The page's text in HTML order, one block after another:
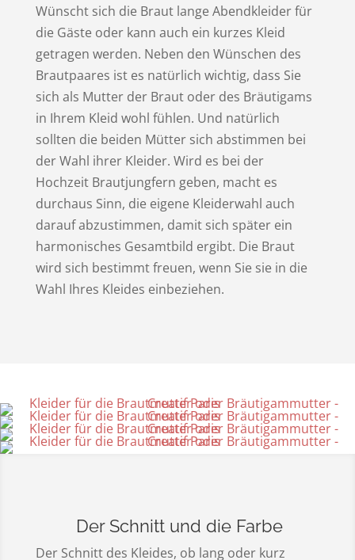
Wünscht sich die Braut lange Abendkleider für
die Gäste oder kann auch ein kurzes Kleid
getragen werden. Neben den Wünschen des
Brautpaares ist es natürlich wichtig, dass Sie
sich als Mutter der Braut oder des Bräutigams
in Ihrem Kleid wohl fühlen. Und natürlich
sollten die beiden Mütter sich abstimmen bei
der Wahl ihrer Kleider. Wird es bei der
Hochzeit Brautjungfern geben, macht es
durchaus Sinn, die eigene Kleiderwahl auch
darauf abzustimmen, damit sich später ein
harmonisches Gesamtbild ergibt. Die Braut
wird sich bestimmt freuen, wenn Sie sie in die
Wahl Ihres Kleides einbeziehen.
Der Schnitt und die Farbe
Der Schnitt des Kleides, ob lang oder kurz